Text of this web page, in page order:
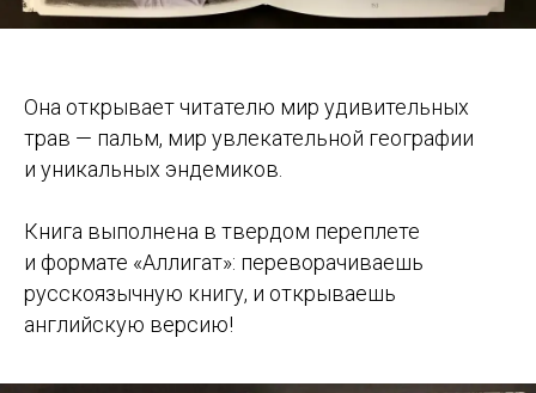
Она открывает читателю мир удивительных
трав — пальм, мир увлекательной географии
и уникальных эндемиков.
Книга выполнена в твердом переплете
и формате «Аллигат»: переворачиваешь
русскоязычную книгу, и открываешь
английскую версию!